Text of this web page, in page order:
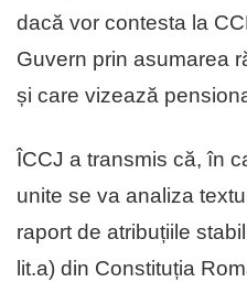
dacă vor contesta la
Guvern prin asumarea
și care vizează
ÎCCJ a transmis că, în
unite se va analiza
raport de atribuțiile
lit.a) din Constituția